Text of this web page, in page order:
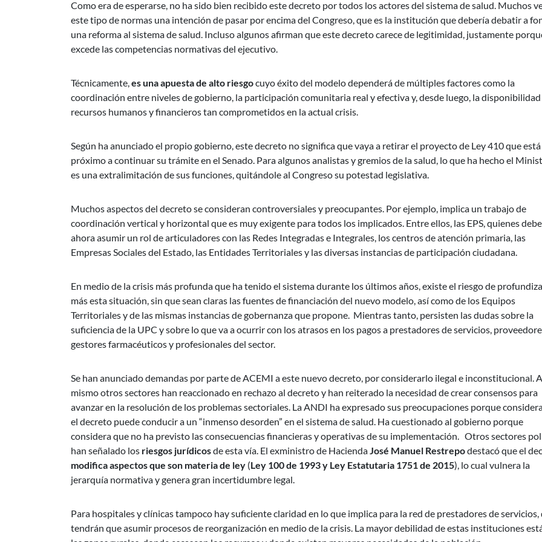
Como era de esperarse, no ha sido bien recibido este decreto por todos los actores del sistema de salud. Muchos
este tipo de normas una intención de pasar por encima del Congreso, que es la institución que debería debatir a
una reforma al sistema de salud. Incluso algunos afirman que este decreto carece de legitimidad, justamente
excede las competencias normativas del ejecutivo.
Técnicamente, es una apuesta de alto riesgocuyo éxito del modelo dependerá de múltiples factores como la
coordinación entre niveles de gobierno, la participación comunitaria real y efectiva y, desde luego, la
recursos humanos y financieros tan comprometidos en la actual crisis.
Según ha anunciado el propio gobierno, este decreto no significa que vaya a retirar el proyecto de Ley 410 que está
próximo a continuar su trámite en el Senado. Para algunos analistas y gremios de la salud, lo que ha hecho el
es una extralimitación de sus funciones, quitándole al Congreso su potestad legislativa.
Muchos aspectos del decreto se consideran controversiales y preocupantes. Por ejemplo, implica un trabajo de
coordinación vertical y horizontal que es muy exigente para todos los implicados. Entre ellos, las EPS, quienes
ahora asumir un rol de articuladores con las Redes Integradas e Integrales, los centros de atención primaria, las
Empresas Sociales del Estado, las Entidades Territoriales y las diversas instancias de participación ciudadana.
En medio de la crisis más profunda que ha tenido el sistema durante los últimos años, existe el riesgo de
más esta situación, sin que sean claras las fuentes de financiación del nuevo modelo, así como de los Equipos
Territoriales y de las mismas instancias de gobernanza que propone. Mientras tanto, persisten las dudas sobre la
suficiencia de la UPC y sobre lo que va a ocurrir con los atrasos en los pagos a prestadores de servicios,
gestores farmacéuticos y profesionales del sector.
Se han anunciado demandas por parte de ACEMI a este nuevo decreto, por considerarlo ilegal e inconstitucional.
mismo otros sectores han reaccionado en rechazo al decreto y han reiterado la necesidad de crear consensos para
avanzar en la resolución de los problemas sectoriales. La ANDI ha expresado sus preocupaciones porque
el decreto puede conducir a un “inmenso desorden” en el sistema de salud. Ha cuestionado al gobierno porque
considera que no ha previsto las consecuencias financieras y operativas de su implementación. Otros sectores
han señalado los riesgos jurídicosde esta vía. El exministro de Hacienda José Manuel Restrepodestacó que el
modifica aspectos que son materia de ley (Ley 100 de 1993 y Ley Estatutaria 1751 de 2015), lo cual vulnera la
jerarquía normativa y genera gran incertidumbre legal.
Para hospitales y clínicas tampoco hay suficiente claridad en lo que implica para la red de prestadores de servicios,
tendrán que asumir procesos de reorganización en medio de la crisis. La mayor debilidad de estas instituciones